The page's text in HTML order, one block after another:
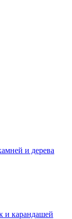
и дерева
и карандашей